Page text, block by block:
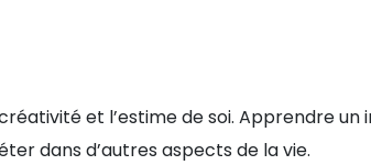
et l’estime de soi. Apprendre
dans d’autres aspects de la vie.